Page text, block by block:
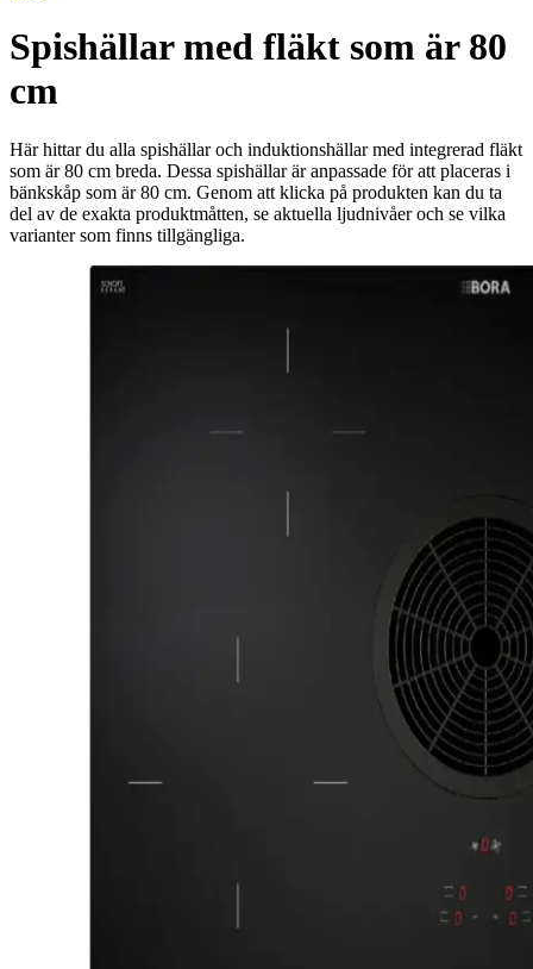
Spishällar med fläkt som är 80
cm
Här hittar du alla spishällar och induktionshällar med integrerad fläkt
som är 80 cm breda. Dessa spishällar är anpassade för att placeras i
bänkskåp som är 80 cm. Genom att klicka på produkten kan du ta
del av de exakta produktmåtten, se aktuella ljudnivåer och se vilka
varianter som finns tillgängliga.